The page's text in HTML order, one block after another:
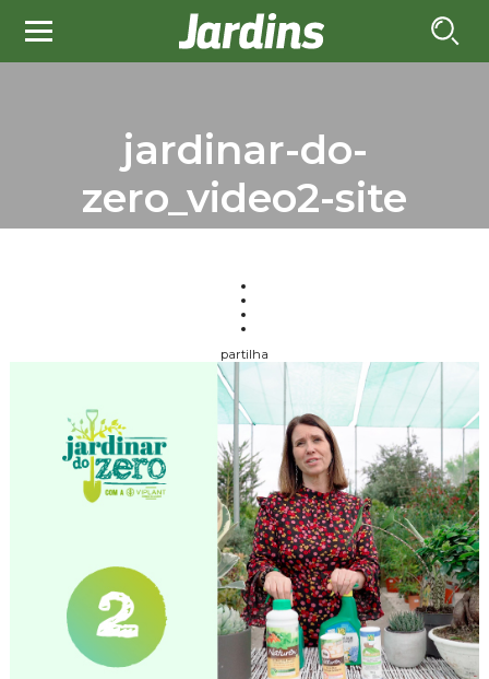
jardinar-do-
zero_video2-site
partilha